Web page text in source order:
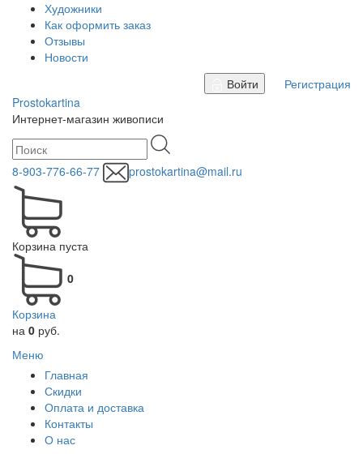
Художники
Как оформить заказ
Отзывы
Новости
Войти
Регистрация
Prostokartina
Интернет-магазин живописи
8-903-776-66-77 prostokartina@mail.ru
Корзина пуста
0
Корзина
на 0 руб.
Меню
Главная
Скидки
Оплата и доставка
Контакты
О нас